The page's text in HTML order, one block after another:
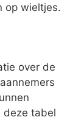
op wieltjes.
over de
deze tabel